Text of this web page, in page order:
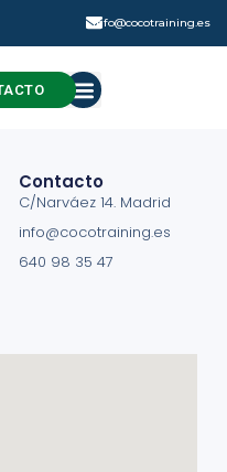
info@cocotraining.es
Contacto
C/Narváez 14. Madrid
info@cocotraining.es
640 98 35 47